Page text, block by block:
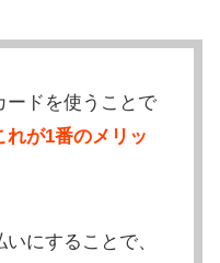
ードを使うことで
が1番のメリッ
にすることで、